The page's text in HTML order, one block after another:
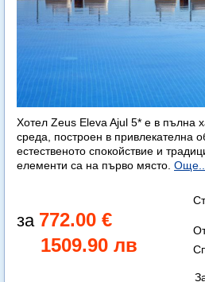
Хотел Zeus Eleva Ajul 5* е в пълна
среда, построен в привлекателна
естественото спокойствие и
елементи са на първо място. Още...
772.00 €
1509.90 лв